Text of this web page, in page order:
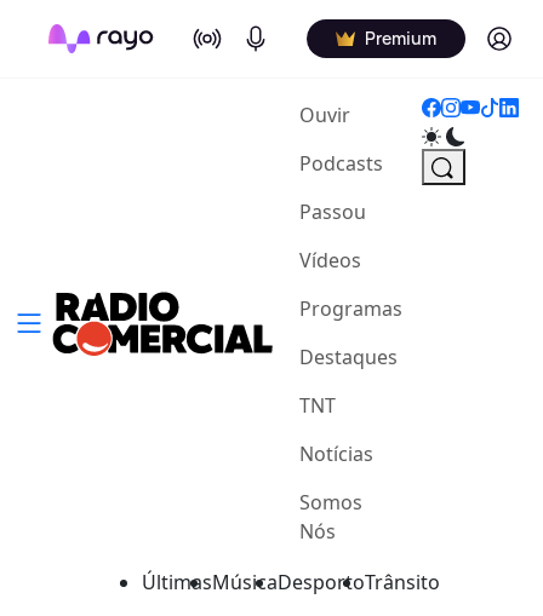
On Air Podcasts Premium Log in
Ouvir(current)
Podcasts
Passou
Vídeos
Programas
Destaques
TNT
Notícias
Somos
Nós
ÚltimasMúsicaDesportoTrânsito